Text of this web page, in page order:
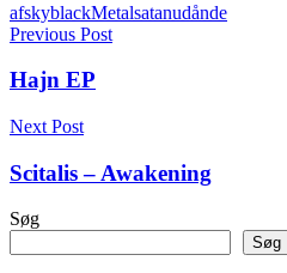
afskyblackMetalsatanudånde
Indlægsnavigation
Previous Post
Hajn EP
Next Post
Scitalis – Awakening
Søg
Søg